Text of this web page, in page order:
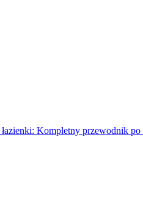
Kompletny przewodnik